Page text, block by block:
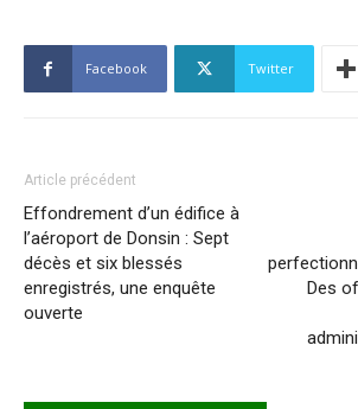
Facebook Twitter
Article précédent
Effondrement d’un édifice à
l’aéroport de Donsin : Sept
décès et six blessés
enregistrés, une enquête
ouverte
Des